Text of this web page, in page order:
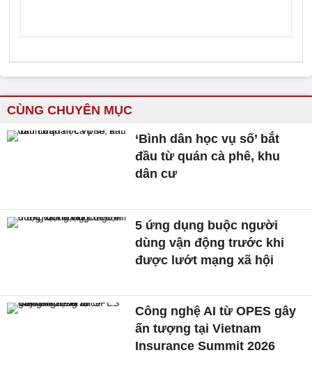
CÙNG CHUYÊN MỤC
‘Bình dân học vụ số’ bắt
đầu từ quán cà phê, khu
dân cư
5 ứng dụng buộc người
dùng vận động trước khi
được lướt mạng xã hội
Công nghệ AI từ OPES gây
ấn tượng tại Vietnam
Insurance Summit 2026